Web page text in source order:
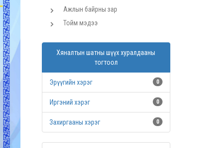
Ажлын байрны зар
Тойм мэдээ
Хяналтын шатны шүүх хуралдааны
тогтоол
Эрүүгийн хэрэг 0
Иргэний хэрэг 0
Захиргааны хэрэг 0